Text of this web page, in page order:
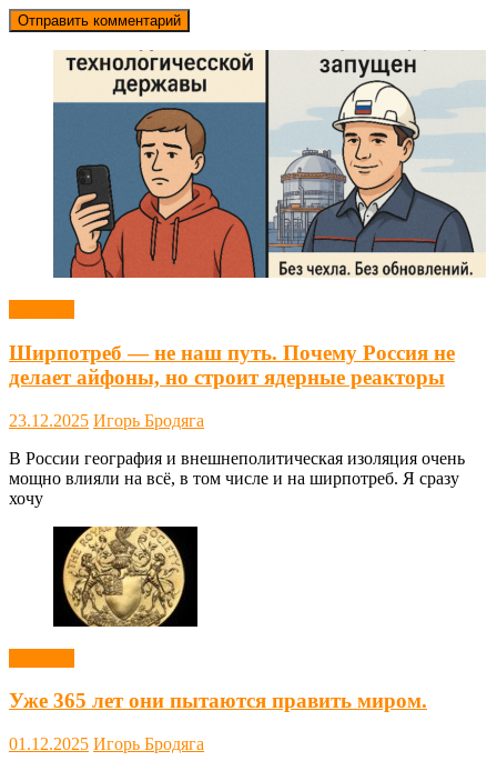
Ширпотреб — не наш путь. Почему Россия не
делает айфоны, но строит ядерные реакторы
23.12.2025 Игорь Бродяга
В России география и внешнеполитическая изоляция очень
мощно влияли на всё, в том числе и на ширпотреб. Я сразу
хочу
Уже 365 лет они пытаются править миром.
01.12.2025 Игорь Бродяга